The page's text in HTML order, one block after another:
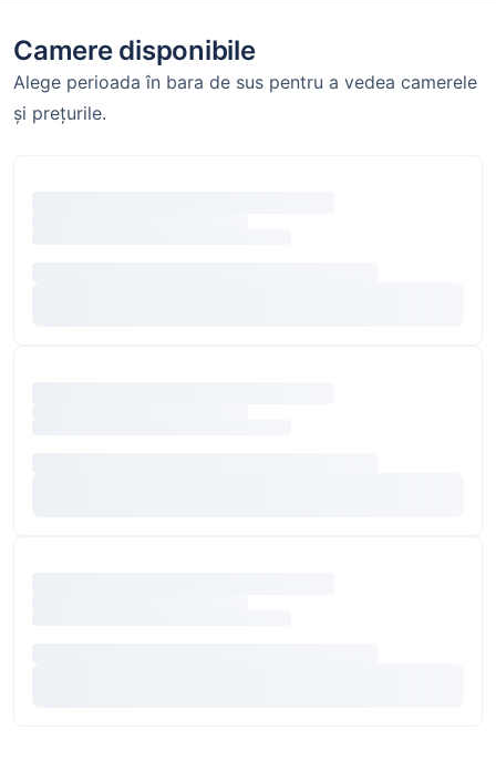
Camere disponibile
Alege perioada în bara de sus pentru a vedea camerele
și prețurile.